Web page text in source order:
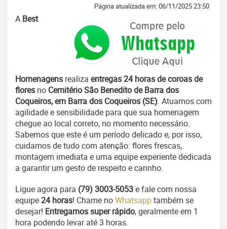
Página atualizada em: 06/11/2025 23:50
A Best
Homenagens realiza entregas 24 horas de coroas de
flores no Cemitério São Benedito de Barra dos
Coqueiros, em Barra dos Coqueiros (SE). Atuamos com
agilidade e sensibilidade para que sua homenagem
chegue ao local correto, no momento necessário.
Sabemos que este é um período delicado e, por isso,
cuidamos de tudo com atenção: flores frescas,
montagem imediata e uma equipe experiente dedicada
a garantir um gesto de respeito e carinho.
Ligue agora para (79) 3003-5053e fale com nossa
equipe24 horas! Chame noWhatsapptambém se
desejar! Entregamos super rápido, geralmente em 1
hora podendo levar até 3 horas.